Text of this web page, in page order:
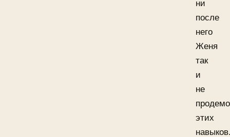
ни
после
него
Женя
так
и
не
этих